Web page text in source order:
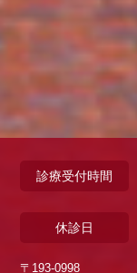
診療受付時間
休診日
〒193-0998